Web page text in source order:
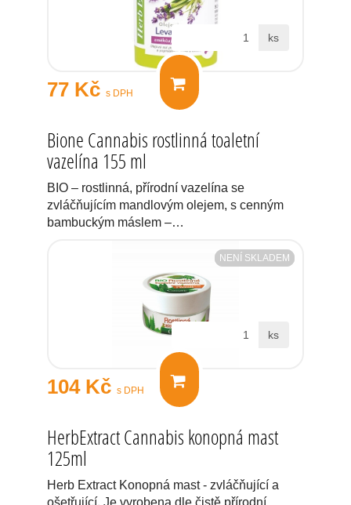
77 Kč s DPH
ks
Bione Cannabis rostlinná toaletní
vazelína 155 ml
BIO – rostlinná, přírodní vazelína se
zvláčňujícím mandlovým olejem, s cenným
bambuckým máslem –…
NENÍ SKLADEM
104 Kč s DPH
ks
HerbExtract Cannabis konopná mast
125ml
Herb Extract Konopná mast - zvláčňující a
ošetřující. Je vyrobena dle čistě přírodní